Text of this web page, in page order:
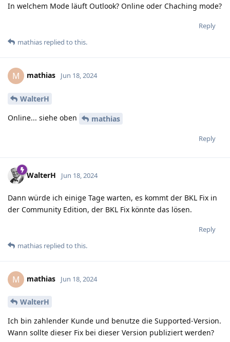
In welchem Mode läuft Outlook? Online oder Chaching mode?
Reply
mathias replied to this.
M mathias Jun 18, 2024
WalterH
Online... siehe oben
mathias
Reply
WalterH Jun 18, 2024
Dann würde ich einige Tage warten, es kommt der BKL Fix in
der Community Edition, der BKL Fix könnte das lösen.
Reply
mathias replied to this.
M mathias Jun 18, 2024
WalterH
Ich bin zahlender Kunde und benutze die Supported-Version.
Wann sollte dieser Fix bei dieser Version publiziert werden?